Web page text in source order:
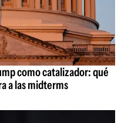
como catalizador: qué
a las midterms